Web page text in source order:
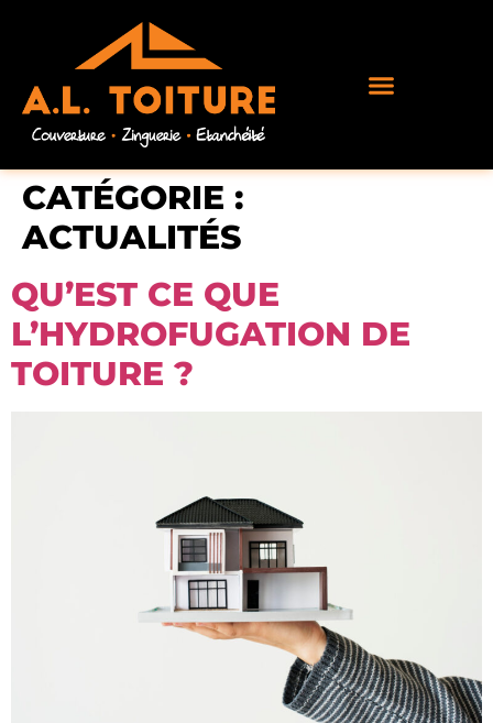
CATÉGORIE :
ACTUALITÉS
QU’EST CE QUE
L’HYDROFUGATION DE
TOITURE ?